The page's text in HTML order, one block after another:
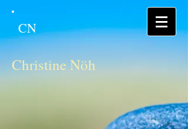
CN
Christine Nöh